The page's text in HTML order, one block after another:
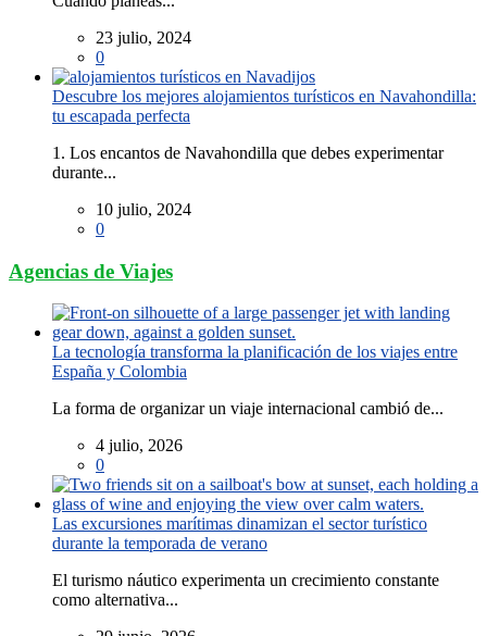
23 julio, 2024
0
Descubre los mejores alojamientos turísticos en Navahondilla:
tu escapada perfecta
1. Los encantos de Navahondilla que debes experimentar
durante...
10 julio, 2024
0
Agencias de Viajes
La tecnología transforma la planificación de los viajes entre
España y Colombia
La forma de organizar un viaje internacional cambió de...
4 julio, 2026
0
Las excursiones marítimas dinamizan el sector turístico
durante la temporada de verano
El turismo náutico experimenta un crecimiento constante
como alternativa...